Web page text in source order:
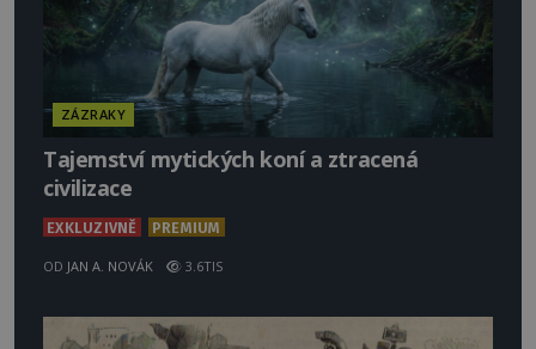
ZÁZRAKY
Tajemství mytických koní a ztracená
civilizace
EXKLUZIVNĚ PREMIUM
OD JAN A. NOVÁK 3.6TIS